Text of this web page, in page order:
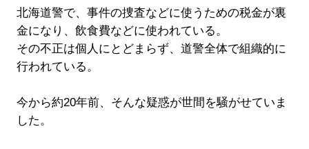
北海道警で、事件の捜査などに使うための税金が裏
金になり、飲食費などに使われている。
その不正は個人にとどまらず、道警全体で組織的に
行われている。
今から約20年前、そんな疑惑が世間を騒がせていま
した。